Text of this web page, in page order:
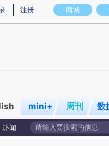
实意图存在偏差。不代表财新观点和
商城
注册
mini+ 周刊 数
讣闻